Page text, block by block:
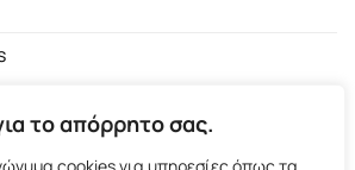
το απόρρητο σας.